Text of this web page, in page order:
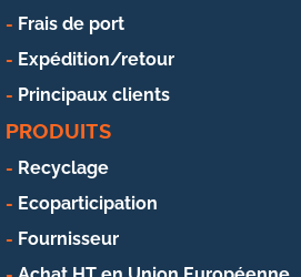
Frais de port
Expédition/retour
Principaux clients
PRODUITS
Recyclage
Ecoparticipation
Fournisseur